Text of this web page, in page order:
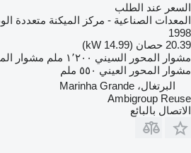
السعر عند الطلب
المعدات الصناعية - مركز الميكنة متعددة
1998
20.39 حصان (14.99 kW)
مشوار المحور السيني ١٬٢٠٠ ملم مشوار
مشوار المحور العيني ٥٥٠ ملم
البرتغال، Marinha Grande
Ambigroup Reuse
الاتصال بالبائع